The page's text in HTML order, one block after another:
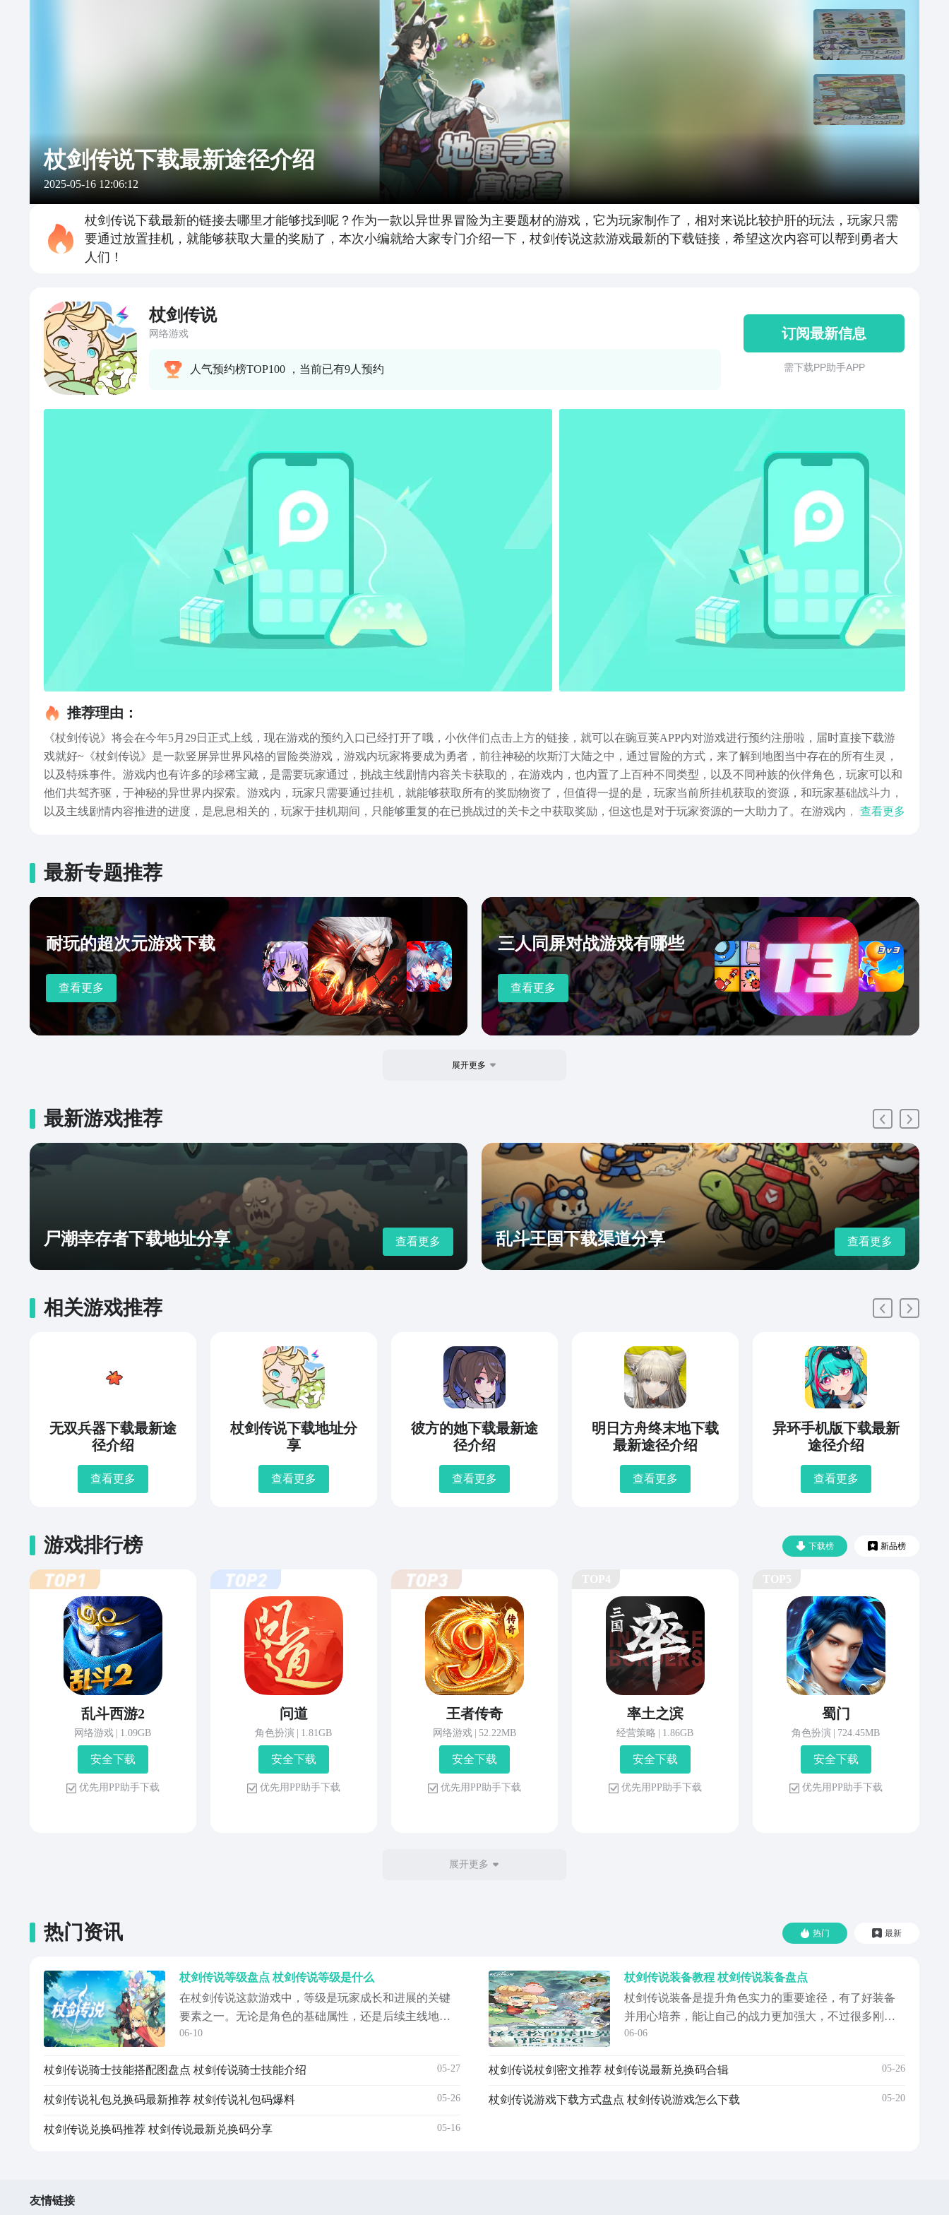
杖剑传说下载最新途径介绍
2025-05-16 12:06:12
杖剑传说下载最新的链接去哪里才能够找到呢？作为一款以异世界冒险为主要题材的游戏，它为玩家制作了，相对来说比较护肝的玩法，玩家只需
要通过放置挂机，就能够获取大量的奖励了，本次小编就给大家专门介绍一下，杖剑传说这款游戏最新的下载链接，希望这次内容可以帮到勇者大
人们！
杖剑传说
网络游戏
人气预约榜TOP100 ，当前已有9人预约
订阅最新信息
需 下 载 P P 助 手 A P P
推荐理由：
《杖剑传说》将会在今年5月29日正式上线，现在游戏的预约入口已经打开了哦，小伙伴们点击上方的链接，就可以在豌豆荚APP内对游戏进行预约注册啦，届时直接下载游
戏就好~《杖剑传说》是一款竖屏异世界风格的冒险类游戏，游戏内玩家将要成为勇者，前往神秘的坎斯汀大陆之中，通过冒险的方式，来了解到地图当中存在的所有生灵，
以及特殊事件。游戏内也有许多的珍稀宝藏，是需要玩家通过，挑战主线剧情内容关卡获取的，在游戏内，也内置了上百种不同类型，以及不同种族的伙伴角色，玩家可以和
他们共驾齐驱，于神秘的异世界内探索。游戏内，玩家只需要通过挂机，就能够获取所有的奖励物资了，但值得一提的是，玩家当前所挂机获取的资源，和玩家基础战斗力，
以及主线剧情内容推进的进度，是息息相关的，玩家于挂机期间，只能够重复的在已挑战过的关卡之中获取奖励，但这也是对于玩家资源的一大助力了。在游戏内，玩家不仅
获取经验数值的，希望看完这次内容的小伙伴们，可以进到游戏内，实际的体验一下哦~
查看更多
最新专题推荐
耐玩的超次元游戏下载
查看更多
三人同屏对战游戏有哪些
查看更多
展开更多
最新游戏推荐
尸潮幸存者下载地址分享 查看更多 乱斗王国下载渠道分享 查看更多
相关游戏推荐
无双兵器下载最新途
径介绍
查看更多
杖剑传说下载地址分
享
查看更多
彼方的她下载最新途
径介绍
查看更多
明日方舟终末地下载
最新途径介绍
查看更多
异环手机版下载最新
途径介绍
查看更多
下载榜 新品榜
游戏排行榜
乱斗西游2
网络游戏 1.09GB
安 全 下 载
优 先 用 P P 助 手 下 载
问道
角色扮演 1.81GB
安 全 下 载
优 先 用 P P 助 手 下 载
王者传奇
网络游戏 52.22MB
安 全 下 载
优 先 用 P P 助 手 下 载
率土之滨
经营策略 1.86GB
安 全 下 载
优 先 用 P P 助 手 下 载
蜀门
角色扮演 724.45MB
安 全 下 载
优 先 用 P P 助 手 下 载
展开更多
热门 最新
热门资讯
杖剑传说等级盘点 杖剑传说等级是什么
在杖剑传说这款游戏中，等级是玩家成长和进展的关键
要素之一。无论是角色的基础属性，还是后续主线地图
的推进，等级都起着十分重要的作用。今天小编就带来
响到你在游戏中的发展速度和战力提升。下面将为大家
了解游戏机制...
06-10
杖剑传说骑士技能搭配图盘点 杖剑传说骑士技能介绍 05-27
杖剑传说礼包兑换码最新推荐 杖剑传说礼包码爆料 05-26
杖剑传说兑换码推荐 杖剑传说最新兑换码分享 05-16
杖剑传说装备教程 杖剑传说装备盘点
杖剑传说装备是提升角色实力的重要途径，有了好装备
并用心培养，能让自己的战力更加强大，不过很多刚入
坑的新手，对于装备系统却完全不了解，不知道该怎么
介绍一番，帮助新手快速搞懂，有需要的快来看看吧。
级，分别是普...
06-06
杖剑传说杖剑密文推荐 杖剑传说最新兑换码合辑 05-26
杖剑传说游戏下载方式盘点 杖剑传说游戏怎么下载 05-20
友情链接